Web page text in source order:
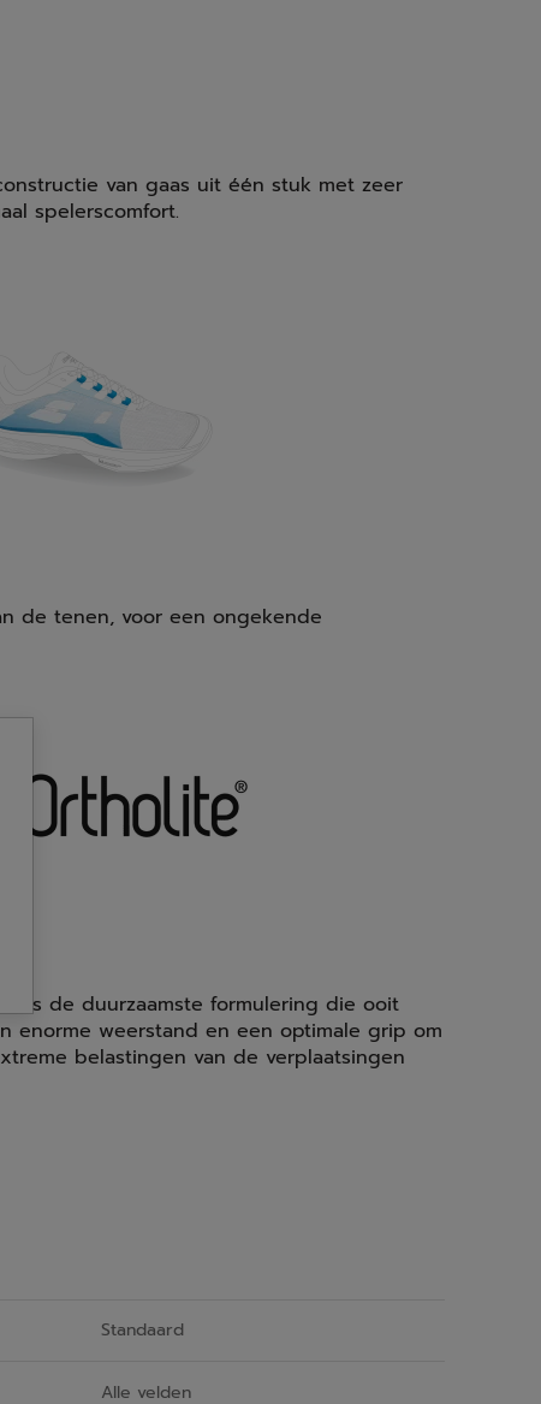
van gaas uit één stuk met zeer
spelerscomfort.
de tenen, voor een ongekende
is de duurzaamste formulering die ooit
enorme weerstand en een optimale grip om
belastingen van de verplaatsingen
Standaard
Alle velden